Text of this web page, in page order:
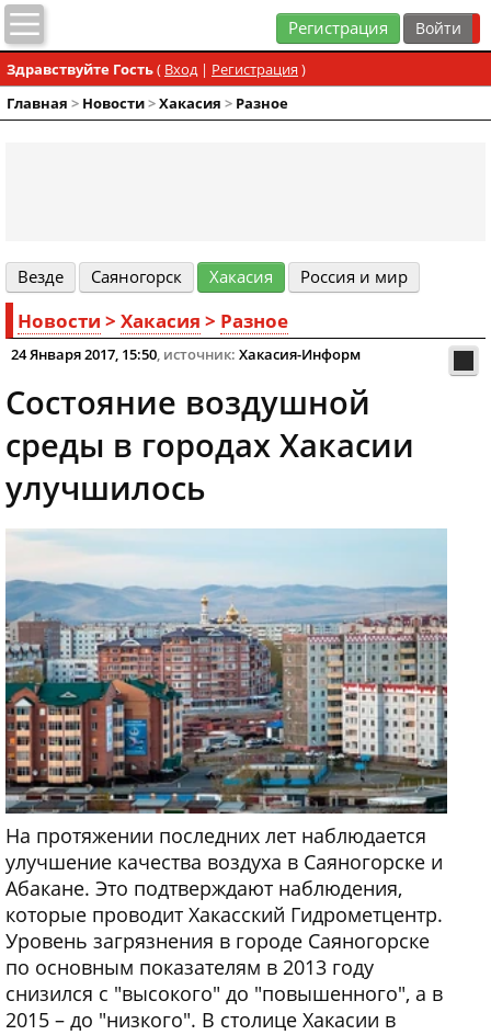
Регистрация
Здравствуйте Гость( Вход| Регистрация )
Главная > Новости>Хакасия > Разное
Везде Cаяногорск Хакасия Россия и мир
Новости > Хакасия > Разное
24 Января 2017, 15:50, источник: Хакасия-Информ
Состояние воздушной
среды в городах Хакасии
улучшилось
На протяжении последних лет наблюдается
улучшение качества воздуха в Саяногорске и
Абакане. Это подтверждают наблюдения,
которые проводит Хакасский Гидрометцентр.
Уровень загрязнения в городе Саяногорске
по основным показателям в 2013 году
снизился с "высокого" до "повышенного", а в
2015 – до "низкого". В столице Хакасии в